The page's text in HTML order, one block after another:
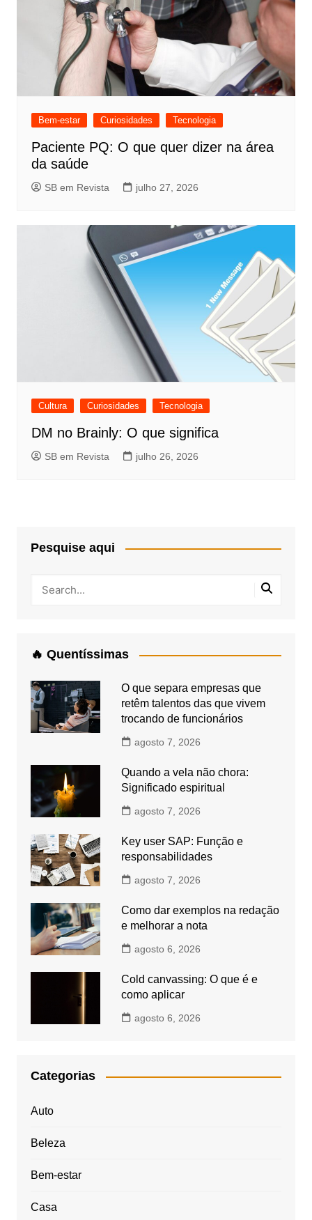
Bem-estar Curiosidades Tecnologia
Paciente PQ: O que quer dizer na área
da saúde
SB em Revista julho 27, 2026
Cultura Curiosidades Tecnologia
DM no Brainly: O que significa
SB em Revista julho 26, 2026
Pesquise aqui
🔥 Quentíssimas
O que separa empresas que
retêm talentos das que vivem
trocando de funcionários
agosto 7, 2026
Quando a vela não chora:
Significado espiritual
agosto 7, 2026
Key user SAP: Função e
responsabilidades
agosto 7, 2026
Como dar exemplos na redação
e melhorar a nota
agosto 6, 2026
Cold canvassing: O que é e
como aplicar
agosto 6, 2026
Categorias
Auto
Beleza
Bem-estar
Casa